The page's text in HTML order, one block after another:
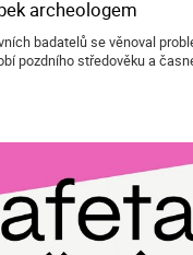
archeologem
badatelů se věnoval
pozdního středověku a